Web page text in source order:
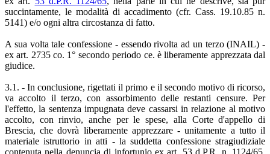
succintamente, le modalità di accadimento (cfr. Cass. 19.10.85 n.
5141) e/o ogni altra circostanza di fatto.
A sua volta tale confessione - essendo rivolta ad un terzo (INAIL) -
ex art. 2735 co. 1° secondo periodo ce. è liberamente apprezzata dal
giudice.
3.1. - In conclusione, rigettati il primo e il secondo motivo di ricorso,
va accolto il terzo, con assorbimento delle restanti censure. Per
l'effetto, la sentenza impugnata deve cassarsi in relazione al motivo
accolto, con rinvio, anche per le spese, alla Corte d'appello di
Brescia, che dovrà liberamente apprezzare - unitamente a tutto il
materiale istruttorio in atti - la suddetta confessione stragiudiziale
contenuta nella denuncia di infortunio ex art. 53 d.P.R. n. 1124/65,